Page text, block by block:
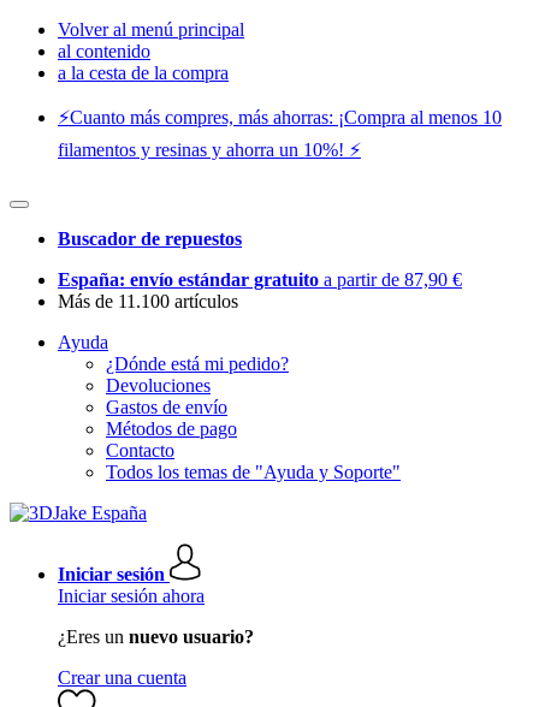
Volver al menú principal
al contenido
a la cesta de la compra
⚡️Cuanto más compres, más ahorras: ¡Compra al menos 10
filamentos y resinas y ahorra un 10%! ⚡️
Buscador de repuestos
España: envío estándar gratuito a partir de 87,90 €
Más de 11.100 artículos
Ayuda
¿Dónde está mi pedido?
Devoluciones
Gastos de envío
Métodos de pago
Contacto
Todos los temas de "Ayuda y Soporte"
Iniciar sesión
Iniciar sesión ahora
¿Eres un nuevo usuario?
Crear una cuenta